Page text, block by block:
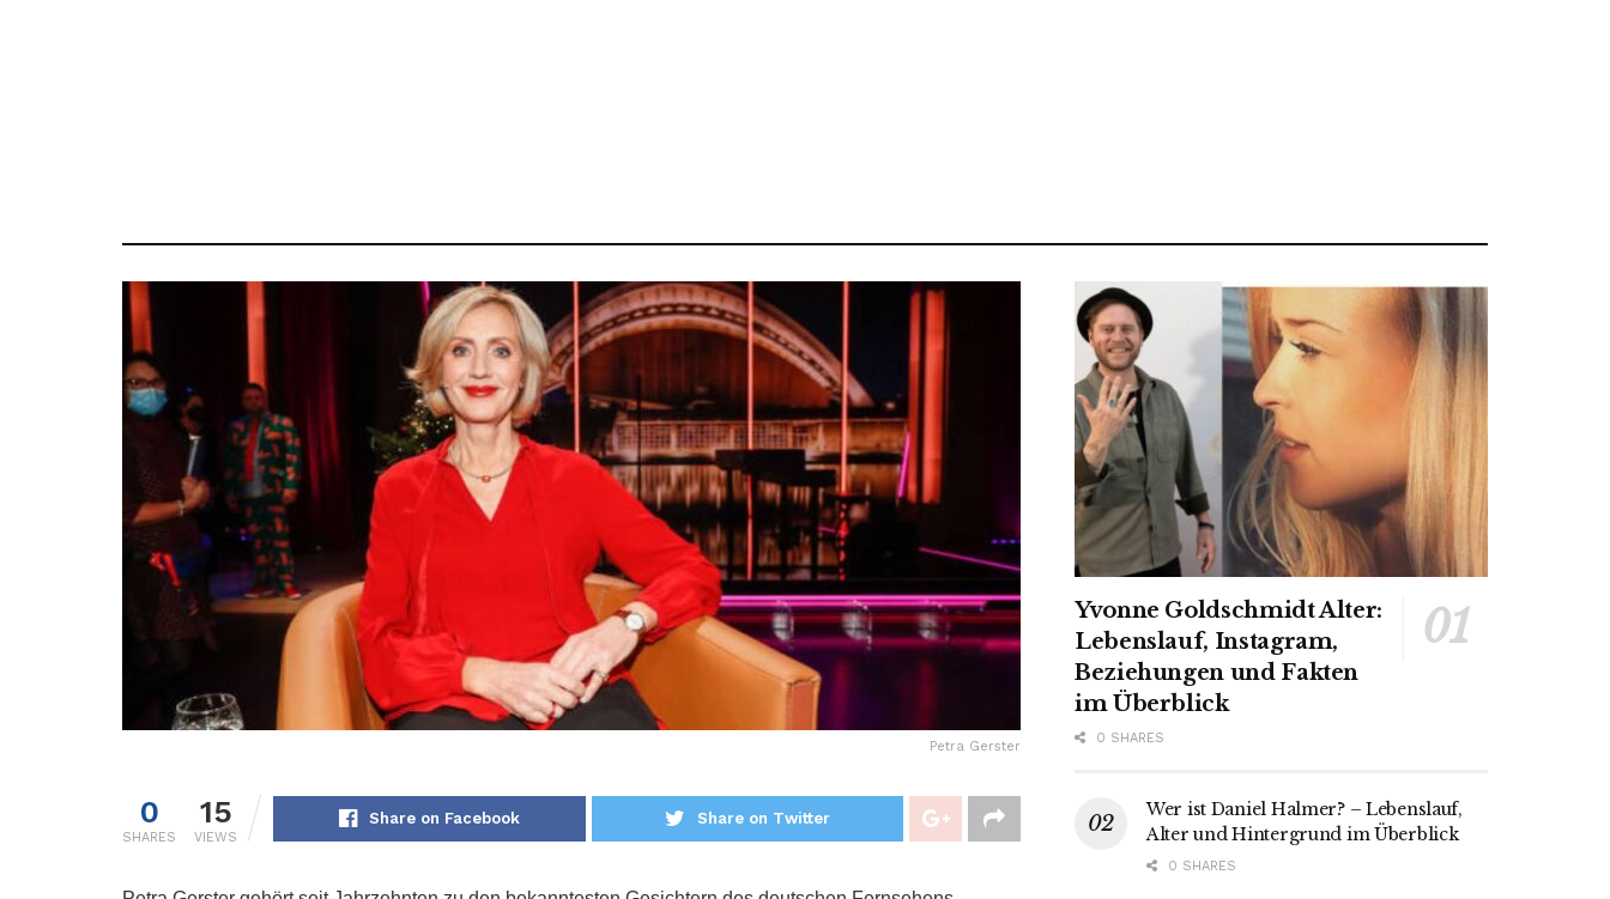
Petra Gerster
0
SHARES
15
VIEWS
Share on Facebook Share on Twitter
Yvonne Goldschmidt Alter:
Lebenslauf, Instagram,
Beziehungen und Fakten
im Überblick
0 SHARES
Wer ist Daniel Halmer? – Lebenslauf,
Alter und Hintergrund im Überblick
0 SHARES